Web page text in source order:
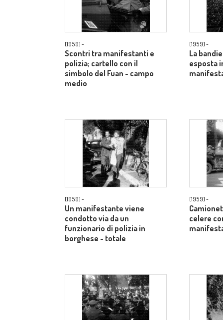
[1959] -
Scontri tra manifestanti e
polizia; cartello con il
simbolo del Fuan - campo
medio
[1959] -
La
esposta
[1959] -
Un manifestante viene
condotto via da un
funzionario di polizia in
borghese - totale
[1959] -
celere